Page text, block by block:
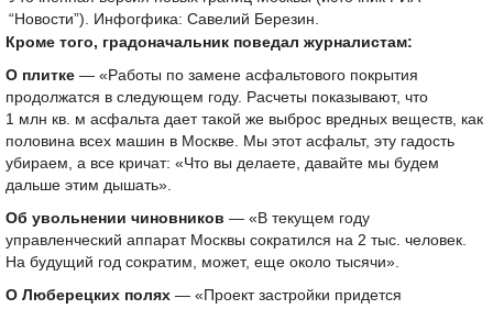
“Новости”). Инфогфика: Савелий Березин.
Кроме того, градоначальник поведал журналистам:
О плитке — «Работы по замене асфальтового покрытия
продолжатся в следующем году. Расчеты показывают, что
1 млн кв. м асфальта дает такой же выброс вредных веществ, как
половина всех машин в Москве. Мы этот асфальт, эту гадость
убираем, а все кричат: «Что вы делаете, давайте мы будем
дальше этим дышать».
Об увольнении чиновников — «В текущем году
управленческий аппарат Москвы сократился на 2 тыс. человек.
На будущий год сократим, может, еще около тысячи».
О Люберецких полях — «Проект застройки придется